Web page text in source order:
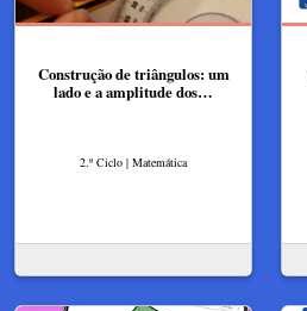
Construção de triângulos: um
lado e a amplitude dos…
2.º Ciclo | Matemática